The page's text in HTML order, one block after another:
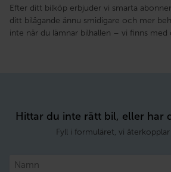
Efter ditt bilköp erbjuder vi smarta
ditt bilägande ännu smidigare och mer
inte när du lämnar bilhallen – vi finns med
Hittar du inte rätt bil, eller har
Fyll i formuläret, vi
Namn